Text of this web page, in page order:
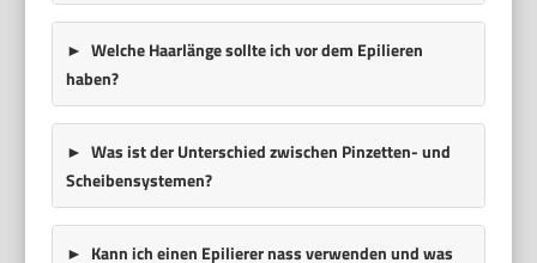
Welche Haarlänge sollte ich vor dem Epilieren
haben?
Was ist der Unterschied zwischen Pinzetten- und
Scheibensystemen?
Kann ich einen Epilierer nass verwenden und was